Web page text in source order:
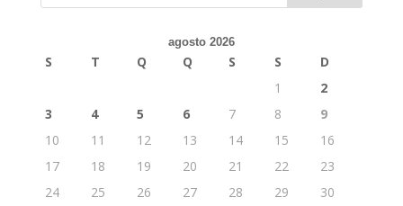
agosto 2026
S T Q Q S S
D
1
2
3
4 5 6 7 8
9
10
11 12 13 14 15
16
17
18 19 20 21 22
23
24
25 26 27 28 29
30